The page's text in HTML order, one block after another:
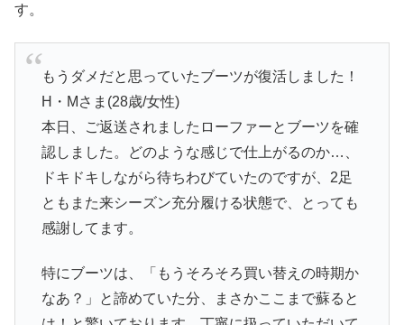
す。
もうダメだと思っていたブーツが復活しました！
H・Mさま(28歳/女性)
本日、ご返送されましたローファーとブーツを確
認しました。どのような感じで仕上がるのか…、
ドキドキしながら待ちわびていたのですが、2足
ともまた来シーズン充分履ける状態で、とっても
感謝してます。
特にブーツは、「もうそろそろ買い替えの時期か
なあ？」と諦めていた分、まさかここまで蘇ると